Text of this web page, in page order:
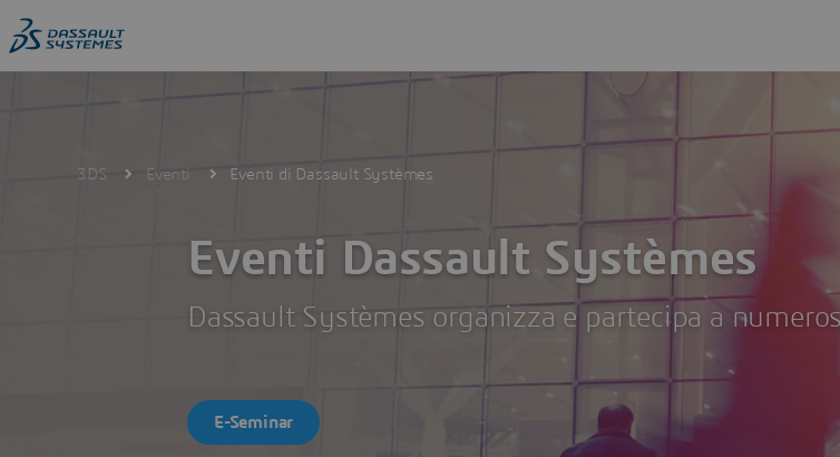
to
main
3DS Eventi Eventi di Dassault Systèmes
Eventi Dassault Systèmes
Dassault Systèmes organizza e partecipa a
E-Seminar